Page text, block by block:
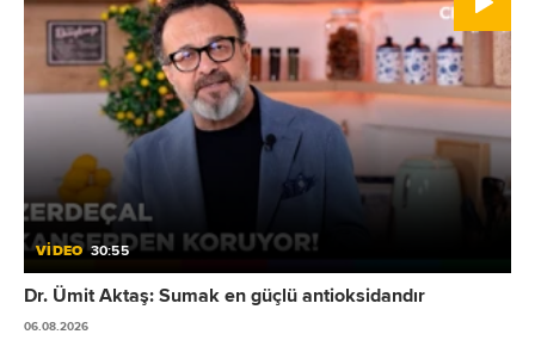
VİDEO 30:55
Dr. Ümit Aktaş: Sumak en güçlü antioksidandır
06.08.2026